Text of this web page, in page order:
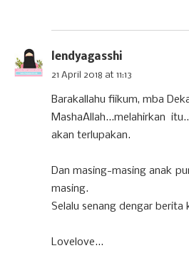
lendyagasshi
21 April 2018 at 11:13
Barakallahu fiikum, mba
MashaAllah...melahirkan
akan terlupakan.
Dan masing-masing anak
masing.
Selalu senang dengar berita
Lovelove...